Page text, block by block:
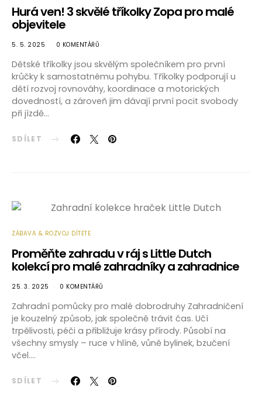
Hurá ven! 3 skvělé tříkolky Zopa pro malé
objevitele
5. 5. 2025 0 KOMENTÁŘŮ
Dětské tříkolky jsou skvělým společníkem pro první
krůčky k samostatnému pohybu. Tříkolky podporují u
dětí rozvoj rovnováhy, koordinace a motorických
dovedností, a zároveň jim dávají první pocit svobody
při jízdě…
SDÍLET
ZÁBAVA & ROZVOJ DÍTĚTE
Proměňte zahradu v ráj s Little Dutch
kolekcí pro malé zahradníky a zahradnice
25. 3. 2025 0 KOMENTÁŘŮ
Zahradní pomůcky pro malé dobrodruhy Zahradničení
je kouzelný způsob, jak společně trávit čas. Učí
trpělivosti, péči a přibližuje krásy přírody. Působí na
všechny smysly – ruce v hlíně, vůně bylinek, bzučení
včel.…
SDÍLET